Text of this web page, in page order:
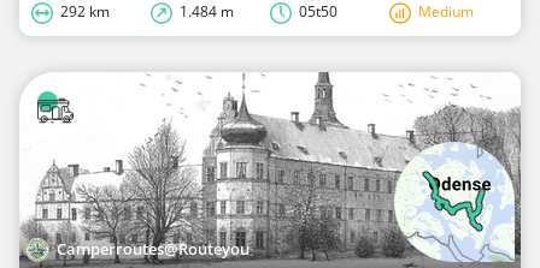
292 km 1.484 m 05t50 Medium
Camperroutes@Routeyou